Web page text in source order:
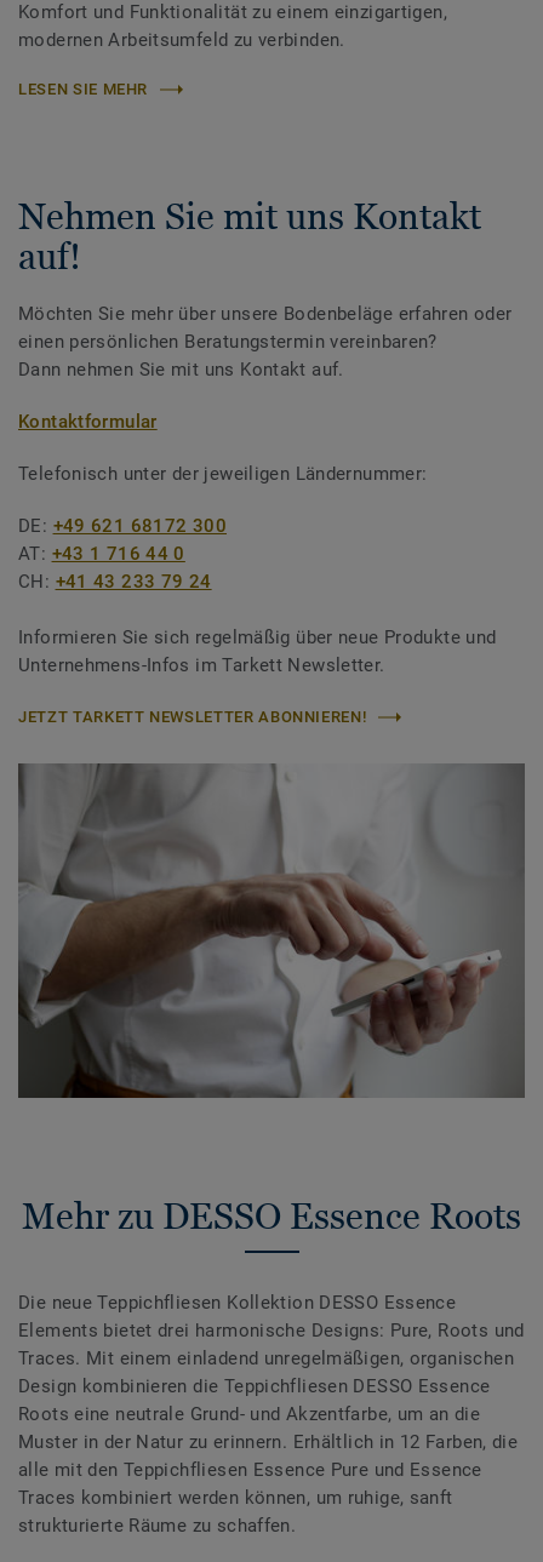
Komfort und Funktionalität zu einem einzigartigen,
modernen Arbeitsumfeld zu verbinden.
LESEN SIE MEHR
Nehmen Sie mit uns Kontakt
auf!
Möchten Sie mehr über unsere Bodenbeläge erfahren oder
einen persönlichen Beratungstermin vereinbaren?
Dann nehmen Sie mit uns Kontakt auf.
Kontaktformular
Telefonisch unter der jeweiligen Ländernummer:
DE: +49 621 68172 300
AT: +43 1 716 44 0
CH: +41 43 233 79 24
Informieren Sie sich regelmäßig über neue Produkte und
Unternehmens-Infos im Tarkett Newsletter.
JETZT TARKETT NEWSLETTER ABONNIEREN!
Mehr zu DESSO Essence Roots
Die neue Teppichfliesen Kollektion DESSO Essence
Elements bietet drei harmonische Designs: Pure, Roots und
Traces. Mit einem einladend unregelmäßigen, organischen
Design kombinieren die Teppichfliesen DESSO Essence
Roots eine neutrale Grund- und Akzentfarbe, um an die
Muster in der Natur zu erinnern. Erhältlich in 12 Farben, die
alle mit den Teppichfliesen Essence Pure und Essence
Traces kombiniert werden können, um ruhige, sanft
strukturierte Räume zu schaffen.